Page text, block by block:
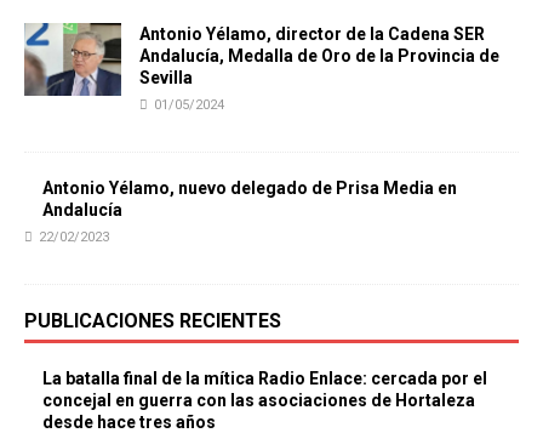
Antonio Yélamo, director de la Cadena SER
Andalucía, Medalla de Oro de la Provincia de
Sevilla
01/05/2024
Antonio Yélamo, nuevo delegado de Prisa Media en
Andalucía
22/02/2023
PUBLICACIONES RECIENTES
La batalla final de la mítica Radio Enlace: cercada por el
concejal en guerra con las asociaciones de Hortaleza
desde hace tres años